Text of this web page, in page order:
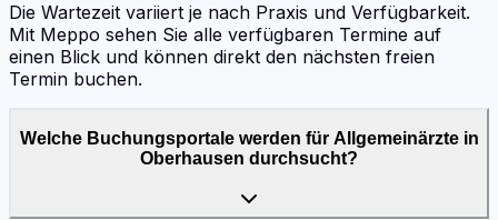
Die Wartezeit variiert je nach Praxis und Verfügbarkeit.
Mit Meppo sehen Sie alle verfügbaren Termine auf
einen Blick und können direkt den nächsten freien
Termin buchen.
Welche Buchungsportale werden für Allgemeinärzte in
Oberhausen durchsucht?